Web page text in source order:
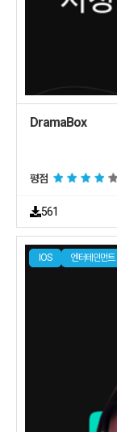
DramaBox
평점
561
IOS 엔터테인먼트